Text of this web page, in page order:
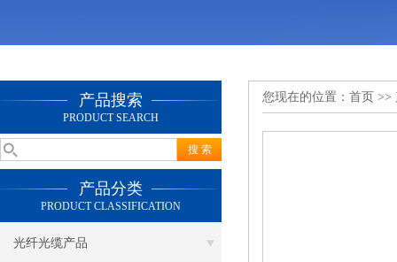
产品搜索
PRODUCT SEARCH
产品分类
PRODUCT CLASSIFICATION
光纤光缆产品
您现在的位置： 首页 >>